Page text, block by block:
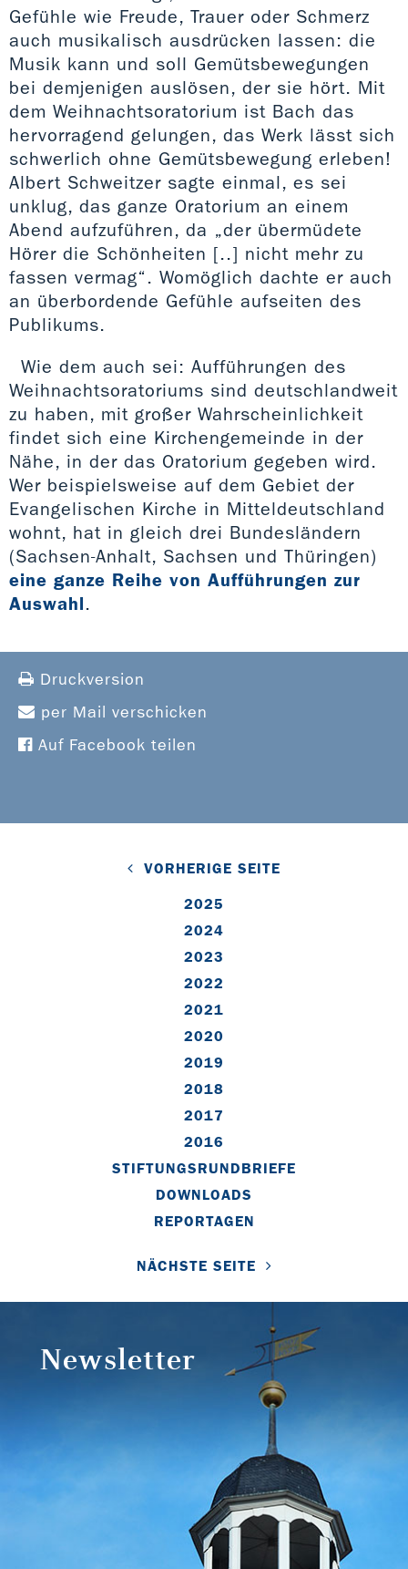
Gefühle wie Freude, Trauer oder Schmerz
auch musikalisch ausdrücken lassen: die
Musik kann und soll Gemütsbewegungen
bei demjenigen auslösen, der sie hört. Mit
dem Weihnachtsoratorium ist Bach das
hervorragend gelungen, das Werk lässt sich
schwerlich ohne Gemütsbewegung erleben!
Albert Schweitzer sagte einmal, es sei
unklug, das ganze Oratorium an einem
Abend aufzuführen, da „der übermüdete
Hörer die Schönheiten [..] nicht mehr zu
fassen vermag“. Womöglich dachte er auch
an überbordende Gefühle aufseiten des
Publikums.
Wie dem auch sei: Aufführungen des
Weihnachtsoratoriums sind deutschlandweit
zu haben, mit großer Wahrscheinlichkeit
findet sich eine Kirchengemeinde in der
Nähe, in der das Oratorium gegeben wird.
Wer beispielsweise auf dem Gebiet der
Evangelischen Kirche in Mitteldeutschland
wohnt, hat in gleich drei Bundesländern
(Sachsen-Anhalt, Sachsen und Thüringen)
eine ganze Reihe von Aufführungen zur
Auswahl.
Druckversion
per Mail verschicken
Auf Facebook teilen
VORHERIGE SEITE
2025
2024
2023
2022
2021
2020
2019
2018
2017
2016
STIFTUNGSRUNDBRIEFE
DOWNLOADS
REPORTAGEN
NÄCHSTE SEITE
Newsletter